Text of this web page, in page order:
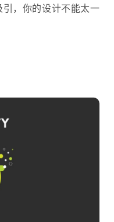
，你的设计不能太一